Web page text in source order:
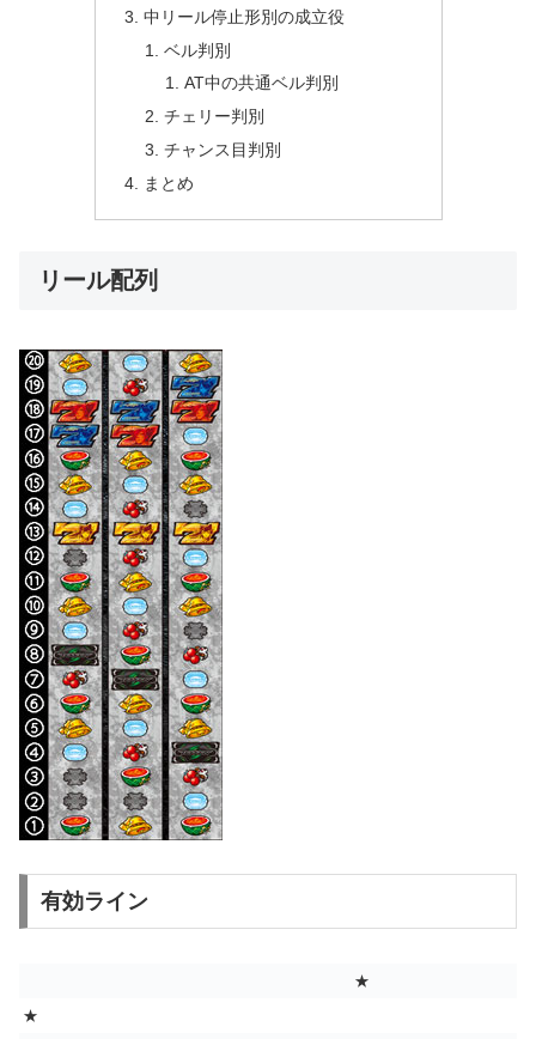
中リール停止形別の成立役
ベル判別
AT中の共通ベル判別
チェリー判別
チャンス目判別
まとめ
リール配列
有効ライン
★
★